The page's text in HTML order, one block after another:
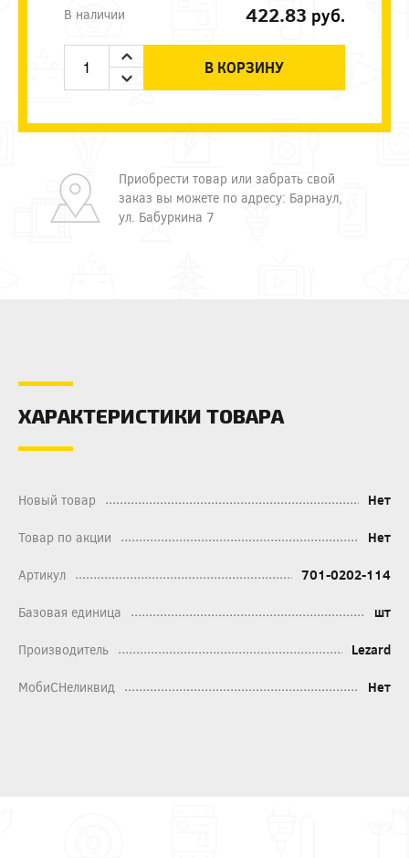
В наличии 422.83 руб.
В КОРЗИНУ
Приобрести товар или забрать свой
заказ вы можете по адресу: Барнаул,
ул. Бабуркина 7
ХАРАКТЕРИСТИКИ ТОВАРА
Новый товар Нет
Товар по акции Нет
Артикул 701-0202-114
Базовая единица шт
Производитель Lezard
МобиСНеликвид Нет